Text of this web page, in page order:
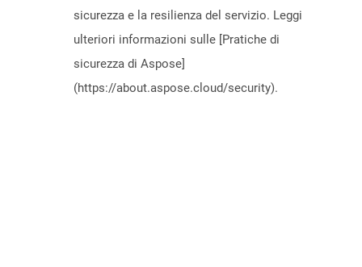
sicurezza e la resilienza del servizio. Leggi
ulteriori informazioni sulle [Pratiche di
sicurezza di Aspose]
(https://about.aspose.cloud/security).